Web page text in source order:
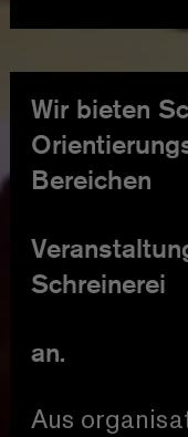
Das Theater
sucht
folgende
La Grande
Regie: Eric
Premiere:
Sachbuch
Wir bieten
Bereichen
Schreinerei
an.
Aus